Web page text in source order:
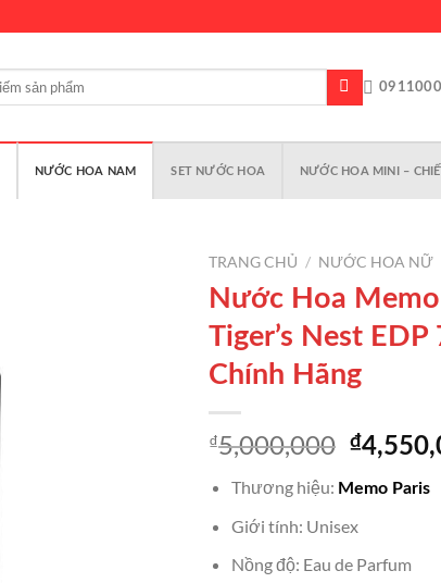
NƯỚC HOA NAM SET NƯỚC HOA NƯỚC HOA MINI –
TRANG CHỦ / NƯỚC HOA NỮ
Nước Hoa
Tiger’s Nest EDP
Chính Hãng
₫5,000,000 Giá
là:
₫
Thương hiệu: Memo Paris
Giới tính: Unisex
Nồng độ: Eau de Parfum